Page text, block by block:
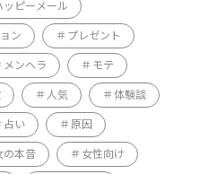
ッピーメール
ン プレゼント
メンヘラ モテ
人気 体験談
占い 原因
の本音 女性向け